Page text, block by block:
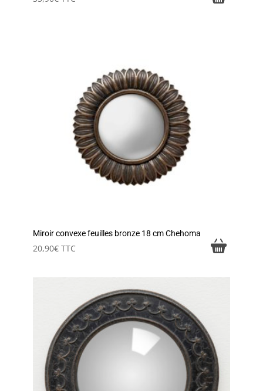
Miroir convexe feuilles bronze 18 cm Chehoma
20,90€ TTC